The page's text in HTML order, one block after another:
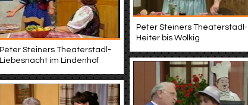
Peter Steiners Theaterstadl-
Heiter bis Wolkig
Peter Steiners Theaterstadl-
Liebesnacht im Lindenhof